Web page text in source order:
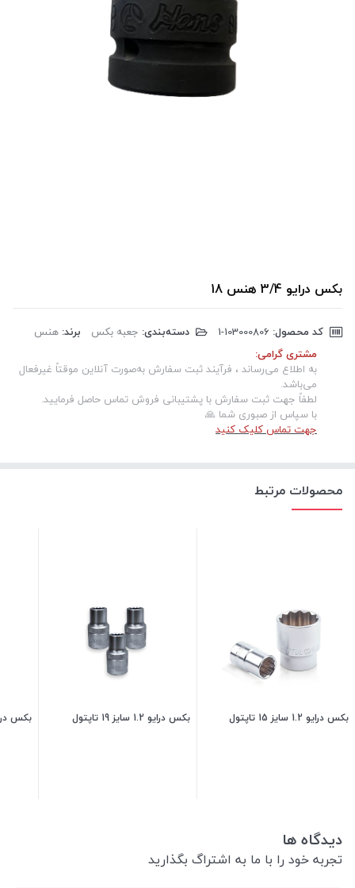
بکس درایو 3/4 هنس 18
کد محصول: دسته‌بندی: جعبه بکس برند: هنس
مشتری گرامی:
به اطلاع می‌رساند ، فرآیند ثبت سفارش به‌صورت آنلاین موقتاً غیرفعال
می‌باشد.
لطفاً جهت ثبت سفارش با پشتیبانی فروش تماس حاصل فرمایید.
با سپاس از صبوری شما 🙏
جهت تماس کلیک کنید
محصولات مرتبط
بکس درایو 1.2 سایز 15 تاپتول بکس درایو 1.2 سایز 19 تاپتول بکس درایو 1.2
دیدگاه ها
تجربه خود را با ما به اشتراگ بگذارید